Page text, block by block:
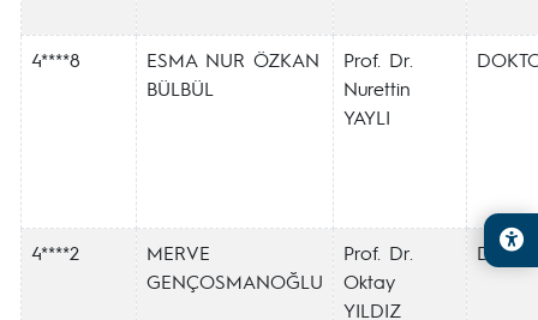
4****8
ESMA NUR ÖZKAN
BÜLBÜL
Prof. Dr.
Nurettin
YAYLI
4****2
MERVE
GENÇOSMANOĞLU
Prof. Dr.
Oktay
YILDIZ